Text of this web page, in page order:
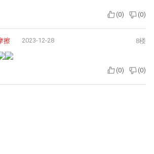
(0) (0)
擦 2023-12-28 8楼
(0) (0)